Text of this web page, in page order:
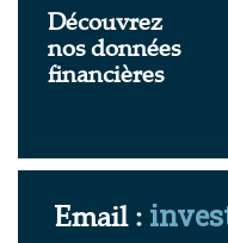
Découvrez
nos données
financières
Email :